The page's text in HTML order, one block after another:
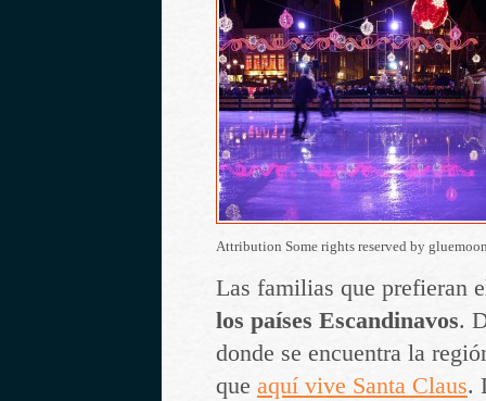
Attribution Some rights reserved by
Las familias que prefieran
los países Escandinavos.
donde se encuentra la
que aquí vive Santa Claus.